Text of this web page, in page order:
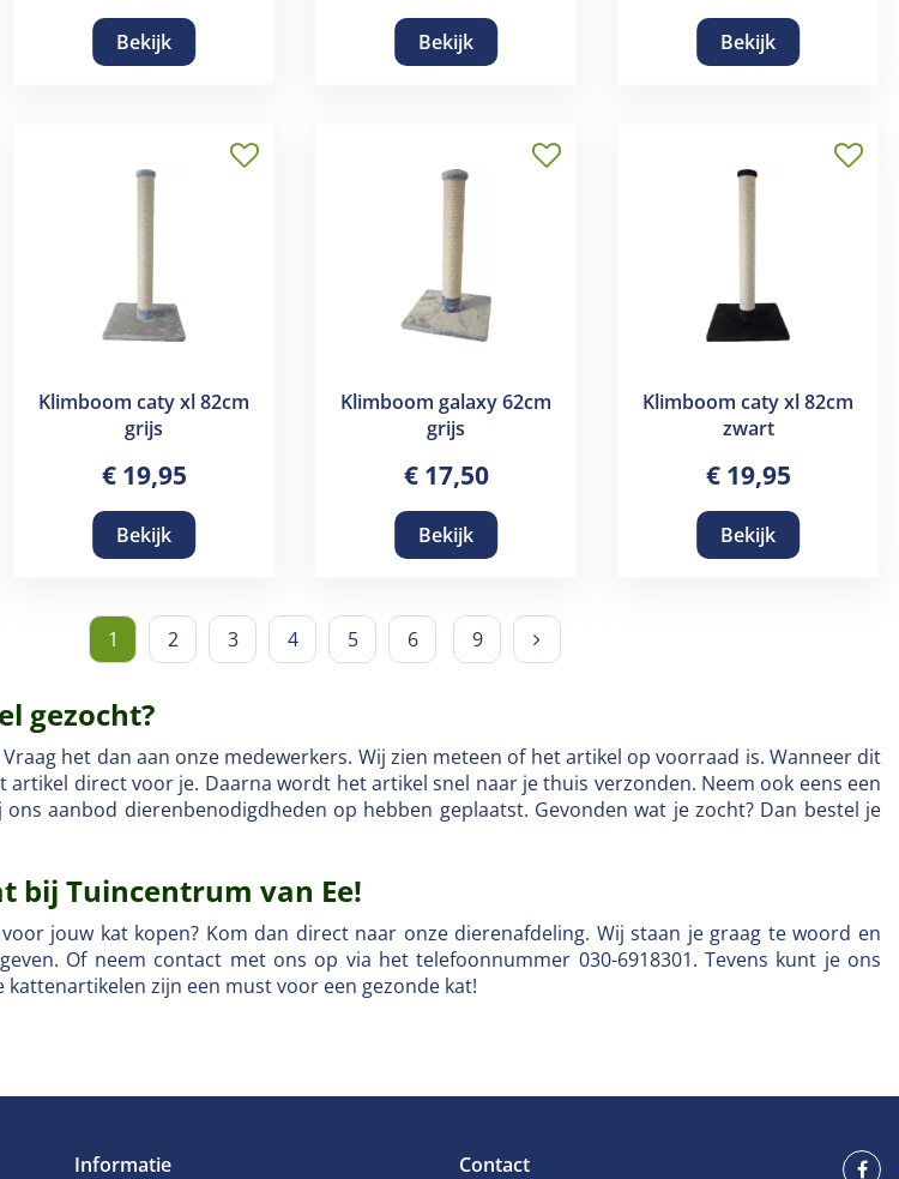
Bekijk Bekijk Bekijk
Klimboom caty xl 82cm
grijs
€ 19,95
Bekijk
Klimboom galaxy 62cm
grijs
€ 17,50
Bekijk
Klimboom caty xl 82cm
zwart
€ 19,95
Bekijk
1 2 3 4 5 6 9
gezocht?
het dan aan onze medewerkers. Wij zien meteen of het artikel op voorraad is. Wanneer dit
artikel direct voor je. Daarna wordt het artikel snel naar je thuis verzonden. Neem ook eens een
aanbod dierenbenodigdheden op hebben geplaatst. Gevonden wat je zocht? Dan bestel je
bij Tuincentrum van Ee!
jouw kat kopen? Kom dan direct naar onze dierenafdeling. Wij staan je graag te woord en
Of neem contact met ons op via het telefoonnummer 030-6918301. Tevens kunt je ons
kattenartikelen zijn een must voor een gezonde kat!
Informatie Contact